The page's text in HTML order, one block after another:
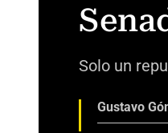
Solo un
Gustavo